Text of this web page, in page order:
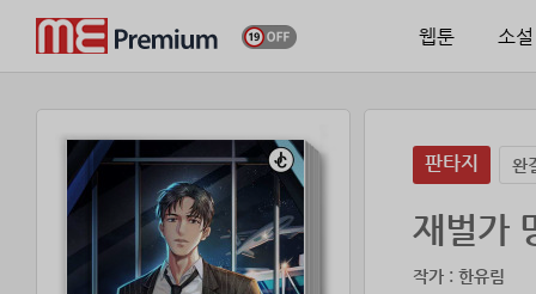
웹툰 소설
판타지 완
재벌가
작가 : 한유림